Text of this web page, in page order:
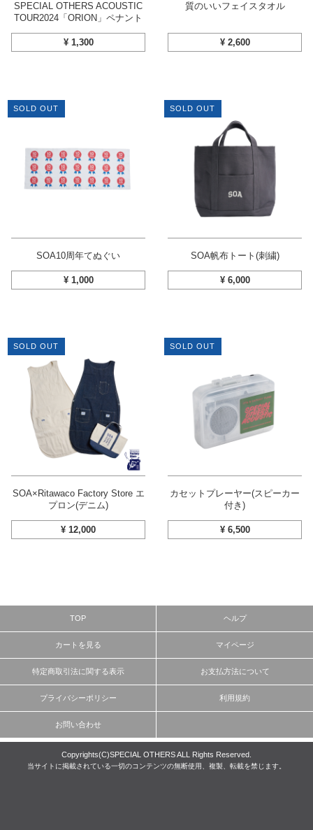
SPECIAL OTHERS ACOUSTIC
TOUR2024「ORION」ペナント
¥ 1,300
質のいいフェイスタオル
¥ 2,600
SOLD OUT
SOA10周年てぬぐい
¥ 1,000
SOLD OUT
SOA帆布トート(刺繍)
¥ 6,000
SOLD OUT
SOA×Ritawaco Factory Store エ
プロン(デニム)
¥ 12,000
SOLD OUT
カセットプレーヤー(スピーカー
付き)
¥ 6,500
TOP ヘルプ
カートを見る マイページ
特定商取引法に関する表示 お支払方法について
プライバシーポリシー 利用規約
お問い合わせ
Copyrights(C)SPECIAL OTHERS ALL Rights Reserved.
当サイトに掲載されている一切のコンテンツの無断使用、複製、転載を禁じます。